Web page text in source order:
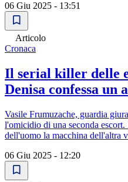
06 Giu 2025 - 13:51
Articolo
Cronaca
Il serial killer delle
Denisa confessa un
Vasile Frumuzache, guardia
l'omicidio di una seconda
dell'uomo la macchina dell'altra
06 Giu 2025 - 12:20